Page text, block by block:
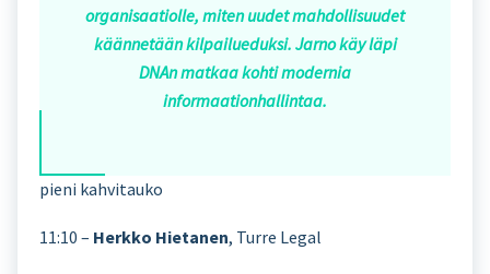
organisaatiolle, miten uudet mahdollisuudet
käännetään kilpailueduksi. Jarno käy läpi
DNAn matkaa kohti modernia
informaationhallintaa.
pieni kahvitauko
11:10 – Herkko Hietanen, Turre Legal